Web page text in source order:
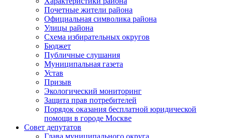
Почетные жители района
Официальная символика района
Улицы района
Схема избирательных округов
Бюджет
Публичные слушания
Муниципальная газета
Устав
Призыв
Экологический мониторинг
Защита прав потребителей
Порядок оказания бесплатной юридической
помощи в городе Москве
Совет депутатов
Глава муниципального округа